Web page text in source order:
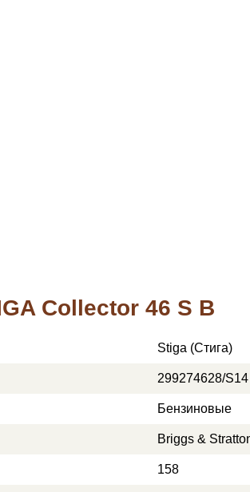
Collector 46 S B
Stiga (Стига)
299274628/S14
Бензиновые
Briggs &
158